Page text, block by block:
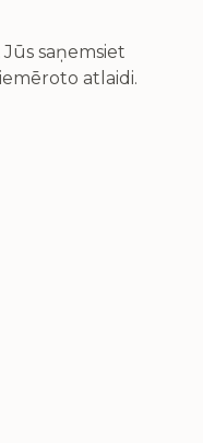
saņemsiet
atlaidi.